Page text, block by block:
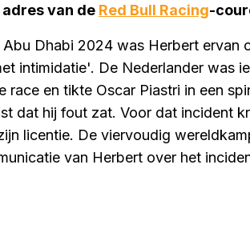
van de Red Bull Racing-
Abu Dhabi 2024 was Herbert ervan
intimidatie'. De Nederlander was
race en tikte Oscar Piastri in een
dat hij fout zat. Voor dat incident
licentie. De viervoudig
van Herbert over het